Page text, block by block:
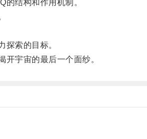
结构和作用机制。
索的目标。
宇宙的最后一个面纱。